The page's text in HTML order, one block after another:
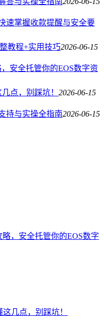
速掌握收款提醒与安全要
教程+实用技巧2026-06-15
安全托管你的EOS数字资
点，别踩坑！ 2026-06-15
持与实操全指南2026-06-15
，安全托管你的EOS数字
几点，别踩坑！